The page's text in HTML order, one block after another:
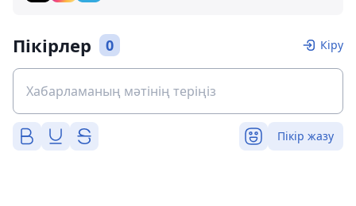
Пікірлер 0 Кіру
Пікір жазу